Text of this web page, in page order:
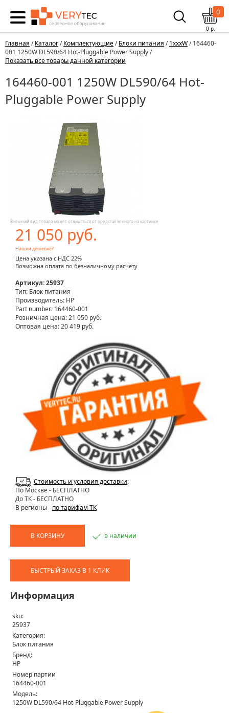
0
0р.
Главная /Каталог/Комплектующие/Блоки питания /1xxxW/ 164460-
001 1250W DL590/64 Hot-Pluggable Power Supply /
Показать все товары данной категории
164460-001 1250W DL590/64 Hot-
Pluggable Power Supply
Внешний вид товара может отличаться от представленного на картинке
21 050 руб.
Нашли дешевле?
Цена указана с НДС 22%
Возможна оплата по безналичному расчету
Артикул: 25937
Тип: Блок питания
Производитель: HP
Part number: 164460-001
Розничная цена:21 050 руб.
Оптовая цена: 20 419 руб.
Стоимость и условия доставки:
По Москве- БЕСПЛАТНО
До ТК - БЕСПЛАТНО
В регионы - по тарифам ТК
В КОРЗИНУ в наличии
БЫСТРЫЙ ЗАКАЗ В 1 КЛИК
Информация
sku:
25937
Категория:
Блок питания
Бренд:
HP
Номер партии
164460-001
Модель:
1250W DL590/64 Hot-Pluggable Power Supply